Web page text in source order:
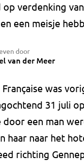
verdenking
een meisje
door
van der Meer
Française was
31 juli
een man
haar naar het
richting